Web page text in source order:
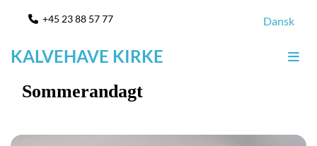
 +45 23 88 57 77 Dansk
KALVEHAVE KIRKE
Sommerandagt